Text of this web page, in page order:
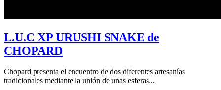
L.U.C XP URUSHI SNAKE de
CHOPARD
Chopard presenta el encuentro de dos diferentes artesanías
tradicionales mediante la unión de unas esferas...